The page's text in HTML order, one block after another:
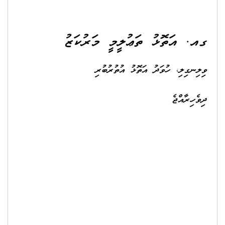
އަތޮޅު ތަޢުލީމީ މަރުކަޒު
ހުވަދު އަތޮޅު އުތުރުބުރި